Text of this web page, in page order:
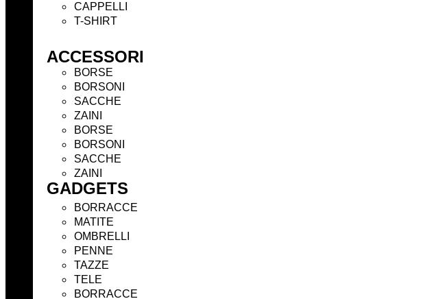
CAPPELLI
T-SHIRT
ACCESSORI
BORSE
BORSONI
SACCHE
ZAINI
BORSE
BORSONI
SACCHE
ZAINI
GADGETS
BORRACCE
MATITE
OMBRELLI
PENNE
TAZZE
TELE
BORRACCE